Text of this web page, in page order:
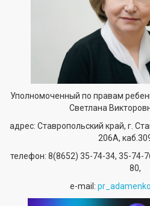
Уполномоченный по правам
Светлана
адрес: Ставропольский край, г.
206А,
телефон: 8(8652) 35-74-34, 35-74-
80,
е-mail: